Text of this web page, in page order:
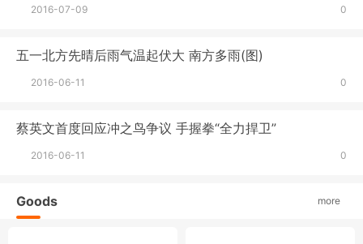
0
2016-07-09
五一北方先晴后雨气温起伏大 南方多雨(图)
0
2016-06-11
蔡英文首度回应冲之鸟争议 手握拳“全力捍卫”
0
2016-06-11
more
Goods